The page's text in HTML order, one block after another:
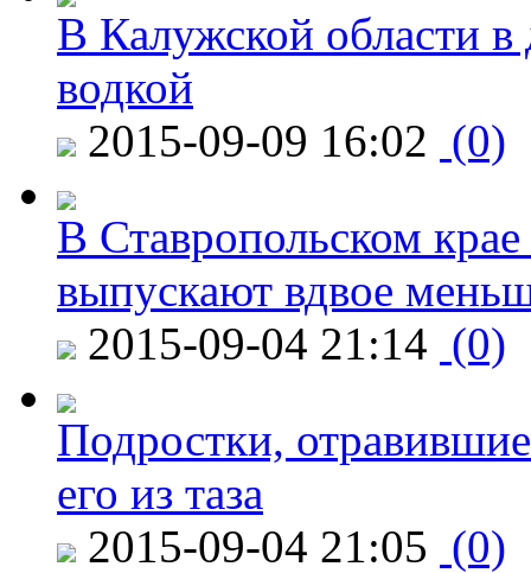
В Калужской области в
водкой
2015-09-09 16:02 (0)
В Ставропольском
выпускают вдвое
2015-09-04 21:14 (0)
Подростки,
его из таза
2015-09-04 21:05 (0)